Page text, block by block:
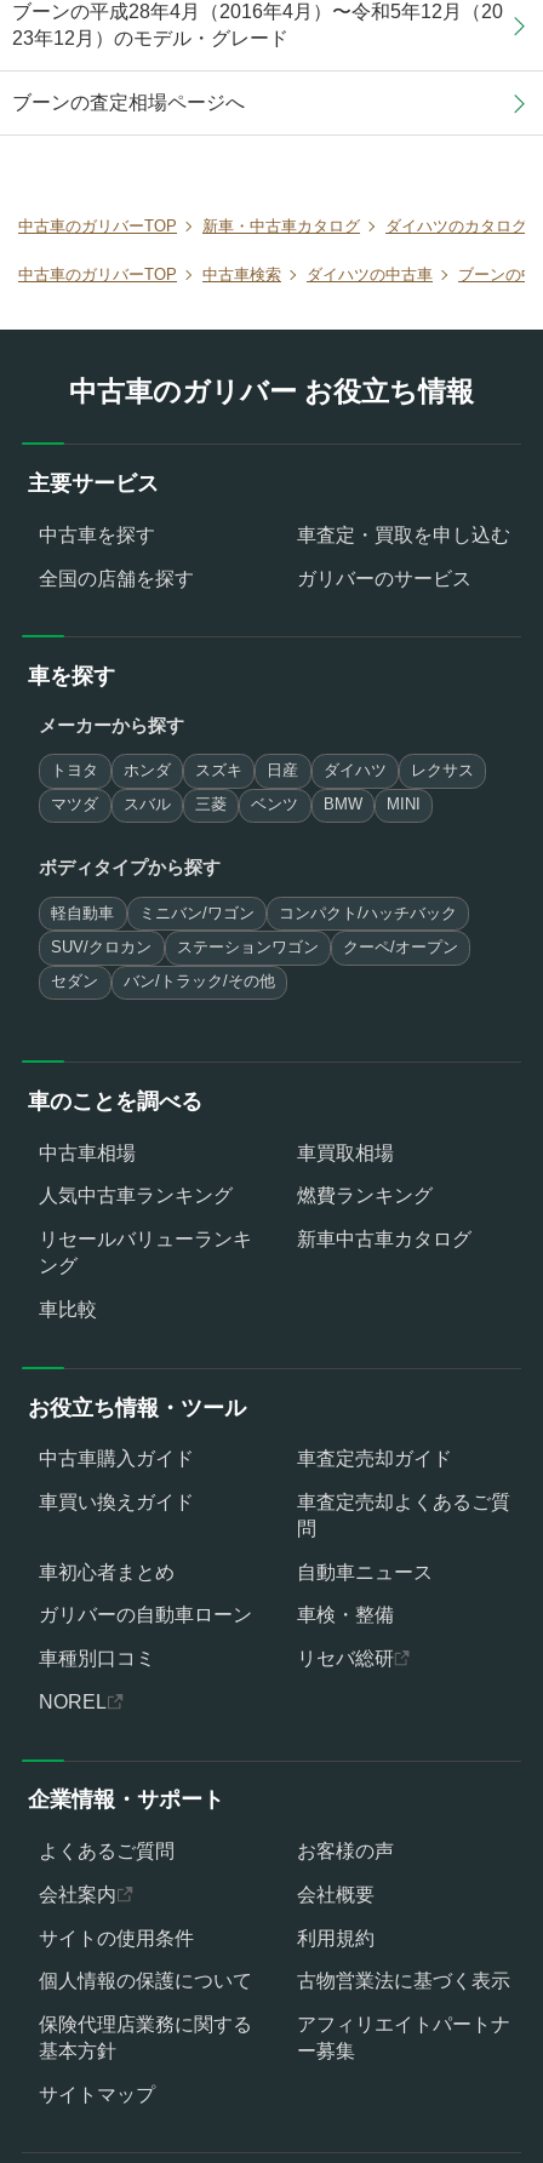
ブーンの平成28年4月（2016年4月）〜令和5年12月（20
23年12月）のモデル・グレード
ブーンの査定相場ページへ
中古車のガリバーTOP 新車・中古車カタログ ダイハツのカタログ
中古車のガリバーTOP 中古車検索 ダイハツの中古車 ブーンの中
中古車のガリバー お役立ち情報
主要サービス
中古車を探す
車査定・買取を申し込む
全国の店舗を探す
ガリバーのサービス
車を探す
メーカーから探す
トヨタ ホンダ スズキ 日産 ダイハツ レクサス
マツダ スバル 三菱 ベンツ BMW MINI
ボディタイプから探す
軽自動車 ミニバン/ワゴン コンパクト/ハッチバック
SUV/クロカン ステーションワゴン クーペ/オープン
セダン バン/トラック/その他
車のことを調べる
中古車相場
車買取相場
人気中古車ランキング
燃費ランキング
リセールバリューランキ
ング
新車中古車カタログ
車比較
お役立ち情報・ツール
中古車購入ガイド
車査定売却ガイド
車買い換えガイド
車査定売却よくあるご質
問
車初心者まとめ
自動車ニュース
ガリバーの自動車ローン
車検・整備
車種別口コミ
リセバ総研
NOREL
企業情報・サポート
よくあるご質問
お客様の声
会社案内
会社概要
サイトの使用条件
利用規約
個人情報の保護について
古物営業法に基づく表示
保険代理店業務に関する
基本方針
アフィリエイトパートナ
ー募集
サイトマップ